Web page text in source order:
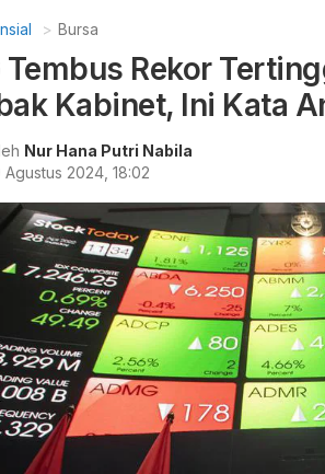
Bursa
Tembus Rekor
Kabinet, Ini Kata
Nur Hana Putri Nabila
Agustus 2024, 18:02